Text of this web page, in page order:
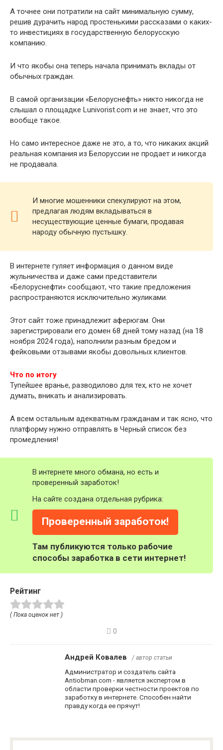
А точнее они потратили на сайт минимальную сумму,
решив дурачить народ простенькими рассказами о каких-
то инвестициях в государственную белорусскую
компанию.
И что якобы она теперь начала принимать вклады от
обычных граждан.
В самой организации «Белоруснефть» никто никогда не
слышал о площадке Lunivorist.com и не знает, что это
вообще такое.
Но само интересное даже не это, а то, что никаких акций
реальная компания из Белоруссии не продает и никогда
не продавала.
И многие мошенники спекулируют на этом,
предлагая людям вкладываться в
несуществующие ценные бумаги, продавая
народу обычную пустышку.
В интернете гуляет информация о данном виде
жульничества и даже сами представители
«Белоруснефти» сообщают, что такие предложения
распространяются исключительно жуликами.
Этот сайт тоже принадлежит аферюгам. Они
зарегистрировали его домен 68 дней тому назад (на 18
ноября 2024 года), наполнили разным бредом и
фейковыми отзывами якобы довольных клиентов.
Что по итогу
Тупейшее вранье, разводилово для тех, кто не хочет
думать, вникать и анализировать.
А всем остальным адекватным гражданам и так ясно, что
платформу нужно отправлять в Черный список без
промедления!
В интернете много обмана, но есть и
проверенный заработок!
На сайте создана отдельная рубрика:
Проверенный заработок!
Там публикуются только рабочие
способы заработка в сети интернет!
Рейтинг
( Пока оценок нет )
0
Андрей Ковалев / автор статьи
Администратор и создатель сайта
Antiobman.com - является экспертом в
области проверки честности проектов по
заработку в интернете. Способен найти
правду когда ее прячут!